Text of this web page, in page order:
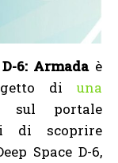
6: Armadaè
di una
sul portale
di scoprire
Space D-6,